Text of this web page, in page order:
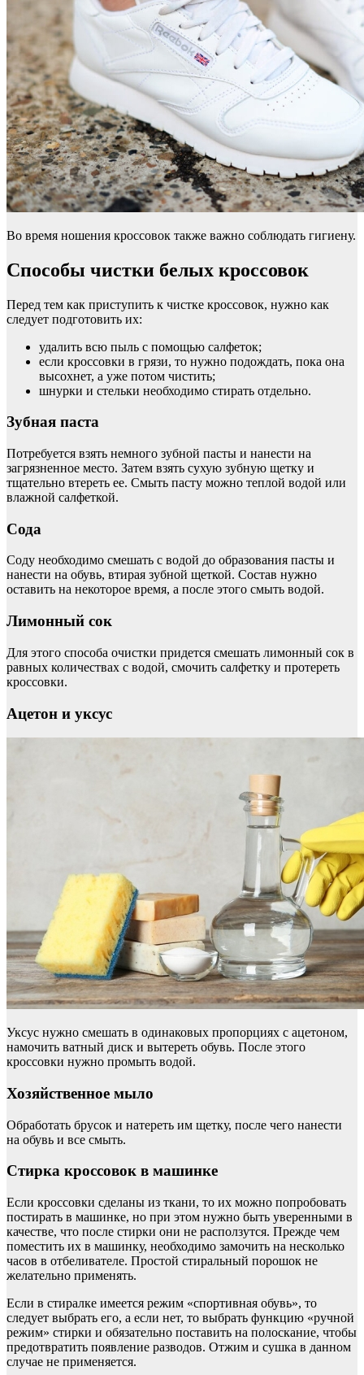
Во время ношения кроссовок также важно соблюдать гигиену.
Способы чистки белых кроссовок
Перед тем как приступить к чистке кроссовок, нужно как
следует подготовить их:
удалить всю пыль с помощью салфеток;
если кроссовки в грязи, то нужно подождать, пока она
высохнет, а уже потом чистить;
шнурки и стельки необходимо стирать отдельно.
Зубная паста
Потребуется взять немного зубной пасты и нанести на
загрязненное место. Затем взять сухую зубную щетку и
тщательно втереть ее. Смыть пасту можно теплой водой или
влажной салфеткой.
Сода
Соду необходимо смешать с водой до образования пасты и
нанести на обувь, втирая зубной щеткой. Состав нужно
оставить на некоторое время, а после этого смыть водой.
Лимонный сок
Для этого способа очистки придется смешать лимонный сок в
равных количествах с водой, смочить салфетку и протереть
кроссовки.
Ацетон и уксус
Уксус нужно смешать в одинаковых пропорциях с ацетоном,
намочить ватный диск и вытереть обувь. После этого
кроссовки нужно промыть водой.
Хозяйственное мыло
Обработать брусок и натереть им щетку, после чего нанести
на обувь и все смыть.
Стирка кроссовок в машинке
Если кроссовки сделаны из ткани, то их можно попробовать
постирать в машинке, но при этом нужно быть уверенными в
качестве, что после стирки они не расползутся. Прежде чем
поместить их в машинку, необходимо замочить на несколько
часов в отбеливателе. Простой стиральный порошок не
желательно применять.
Если в стиралке имеется режим «спортивная обувь», то
следует выбрать его, а если нет, то выбрать функцию «ручной
режим» стирки и обязательно поставить на полоскание, чтобы
предотвратить появление разводов. Отжим и сушка в данном
случае не применяется.